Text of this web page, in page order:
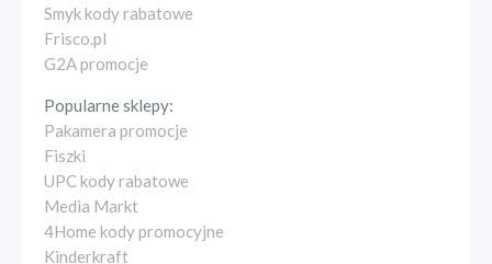
Smyk kody rabatowe
Frisco.pl
G2A promocje
Popularne sklepy:
Pakamera promocje
Fiszki
UPC kody rabatowe
Media Markt
4Home kody promocyjne
Kinderkraft